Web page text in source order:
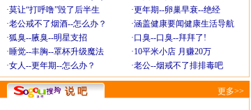
·莫让“打呼噜”毁了后半生 ·更年期--卵巢早衰--绝经
·老公戒不了烟酒--怎么办？ ·涵盖健康要闻健康生活导航
·狐臭--腋臭--明星支招 ·口臭--口臭--拜拜了!
·睡觉--丰胸--罩杯升级魔法 ·10平米小店 月赚20万
·女人--更年期--怎么办？ ·老公--烟戒不了排排毒吧
说 吧 更多>>